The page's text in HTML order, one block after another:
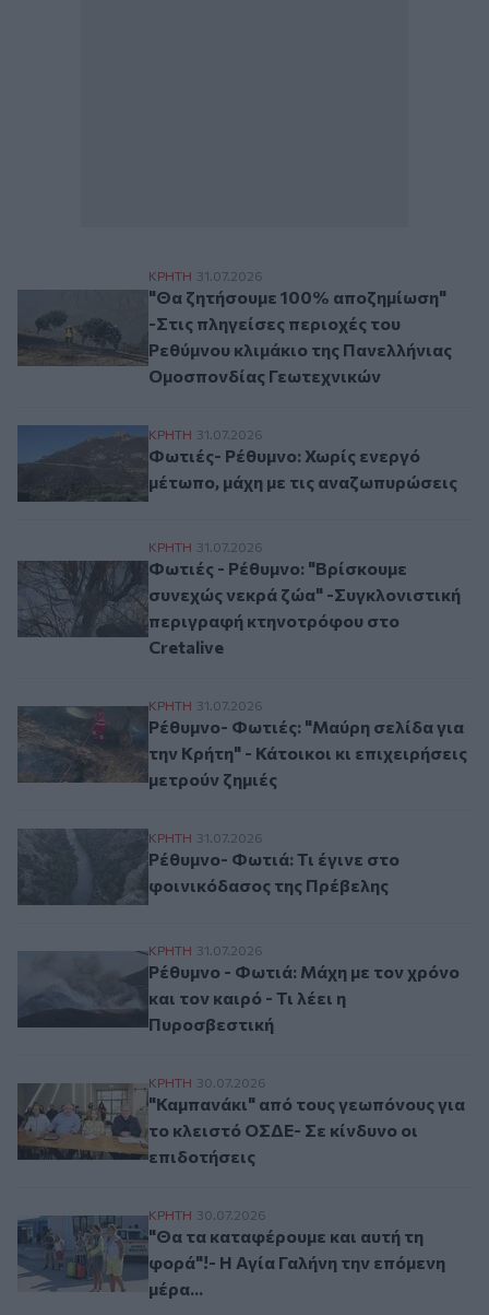
"Θα ζητήσουμε 100% αποζημίωση" -Στις
ΚΡΗΤΗ 31.07.2026
"Θα ζητήσουμε 100% αποζημίωση"
-Στις πληγείσες περιοχές του
Ρεθύμνου κλιμάκιο της Πανελλήνιας
Ομοσπονδίας Γεωτεχνικών
Φωτιές- Ρέθυμνο: Χωρίς ενεργό μέτωπο,
ΚΡΗΤΗ 31.07.2026
Φωτιές- Ρέθυμνο: Χωρίς ενεργό
μέτωπο, μάχη με τις αναζωπυρώσεις
Φωτιές - Ρέθυμνο: "Βρίσκουμε συνεχώς
ΚΡΗΤΗ 31.07.2026
Φωτιές - Ρέθυμνο: "Βρίσκουμε
συνεχώς νεκρά ζώα" -Συγκλονιστική
περιγραφή κτηνοτρόφου στο
Cretalive
Ρέθυμνο- Φωτιές: "Μαύρη σελίδα για την
ΚΡΗΤΗ 31.07.2026
Ρέθυμνο- Φωτιές: "Μαύρη σελίδα για
την Κρήτη" - Κάτοικοι κι επιχειρήσεις
μετρούν ζημιές
Ρέθυμνο- Φωτιά: Τι έγινε στο
ΚΡΗΤΗ 31.07.2026
Ρέθυμνο- Φωτιά: Τι έγινε στο
φοινικόδασος της Πρέβελης
Ρέθυμνο - Φωτιά: Μάχη με τον χρόνο και
ΚΡΗΤΗ 31.07.2026
Ρέθυμνο - Φωτιά: Μάχη με τον χρόνο
και τον καιρό - Τι λέει η
Πυροσβεστική
"Καμπανάκι" από τους γεωπόνους για το
ΚΡΗΤΗ 30.07.2026
"Καμπανάκι" από τους γεωπόνους για
το κλειστό ΟΣΔΕ- Σε κίνδυνο οι
επιδοτήσεις
"Θα τα καταφέρουμε και αυτή τη φορά"!-
ΚΡΗΤΗ 30.07.2026
"Θα τα καταφέρουμε και αυτή τη
φορά"!- Η Αγία Γαλήνη την επόμενη
μέρα...